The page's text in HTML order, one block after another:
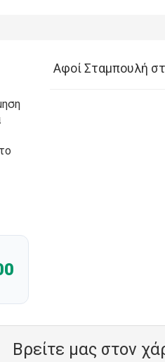
Αφοί Σταμπουλή
Βρείτε μας στον